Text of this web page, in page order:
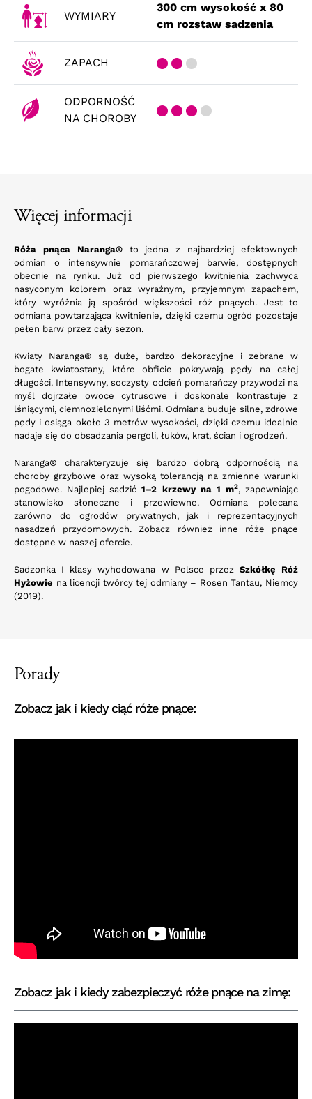
WYMIARY
300 cm wysokość x 80
cm rozstaw sadzenia
ZAPACH
ODPORNOŚĆ
NA CHOROBY
Więcej informacji
Róża pnąca Naranga®to jedna z najbardziej efektownych
odmian o intensywnie pomarańczowej barwie, dostępnych
obecnie na rynku. Już od pierwszego kwitnienia zachwyca
nasyconym kolorem oraz wyraźnym, przyjemnym zapachem,
który wyróżnia ją spośród większości róż pnących. Jest to
odmiana powtarzająca kwitnienie, dzięki czemu ogród pozostaje
pełen barw przez cały sezon.
Kwiaty Naranga® są duże, bardzo dekoracyjne i zebrane w
bogate kwiatostany, które obficie pokrywają pędy na całej
długości. Intensywny, soczysty odcień pomarańczy przywodzi na
myśl dojrzałe owoce cytrusowe i doskonale kontrastuje z
lśniącymi, ciemnozielonymi liśćmi. Odmiana buduje silne, zdrowe
pędy i osiąga około 3 metrów wysokości, dzięki czemu idealnie
nadaje się do obsadzania pergoli, łuków, krat, ścian i ogrodzeń.
Naranga® charakteryzuje się bardzo dobrą odpornością na
choroby grzybowe oraz wysoką tolerancją na zmienne warunki
pogodowe. Najlepiej sadzić1–2 krzewy na 1 m2, zapewniając
stanowisko słoneczne i przewiewne. Odmiana polecana
zarówno do ogrodów prywatnych, jak i reprezentacyjnych
nasadzeń przydomowych. Zobacz również inne róże pnące
dostępne w naszej ofercie.
Sadzonka I klasy wyhodowana w Polsce przez Szkółkę Róż
Hyżowie na licencji twórcy tej odmiany – Rosen Tantau, Niemcy
(2019).
Porady
Zobacz jak i kiedy ciąć róże pnące:
Zobacz jak i kiedy zabezpieczyć róże pnące na zimę: